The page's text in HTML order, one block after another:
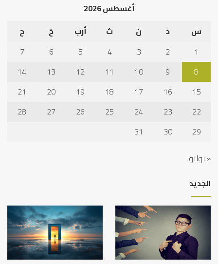
أغسطس 2026
س
د ن ث أرب خ
ج
1
2
3
4
5
6
7
8
9
10
11
12
13
14
15
16
17
18
19
20
21
22
23
24
25
26
27
28
29
30
31
« يوليو
الجديد